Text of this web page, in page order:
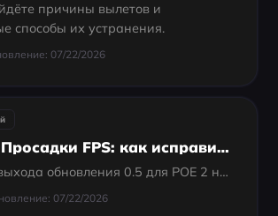
причины вылетов и
способы их устранения.
07/22/2026
POE 2 0.5 Просадки FPS: как исправить подлагивания и низкий FPS
С момента выхода обновления 0.5 для POE 2 некоторые игроки сообщают о просадках FPS, подлагиваниях и нестабильной производительности во время игры. Эти проблемы особенно заметны в напряжённых сражениях, на перегруженных картах и в столкновениях с...
07/22/2026